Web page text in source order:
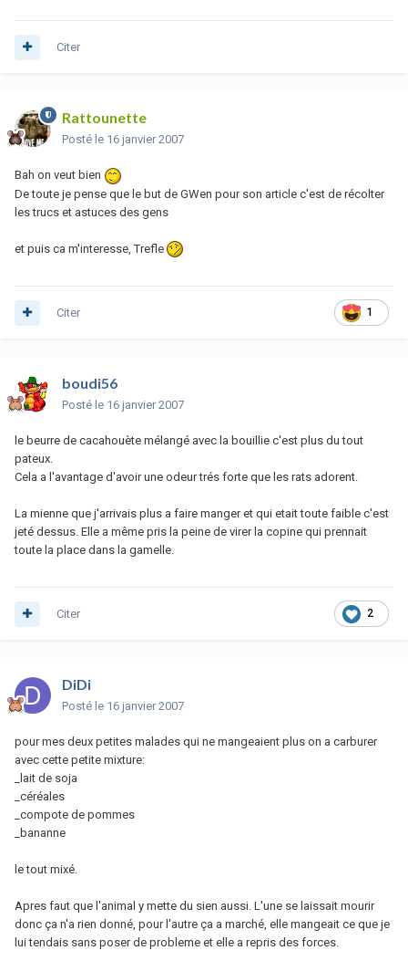
Citer
Rattounette
Posté le 16 janvier 2007
Bah on veut bien
De toute je pense que le but de GWen pour son article c'est de récolter
les trucs et astuces des gens
et puis ca m'interesse, Trefle
1
Citer
boudi56
Posté le 16 janvier 2007
le beurre de cacahouète mélangé avec la bouillie c'est plus du tout
pateux.
Cela a l'avantage d'avoir une odeur trés forte que les rats adorent.
La mienne que j'arrivais plus a faire manger et qui etait toute faible c'est
jeté dessus. Elle a même pris la peine de virer la copine qui prennait
toute la place dans la gamelle.
2
Citer
DiDi
Posté le 16 janvier 2007
pour mes deux petites malades qui ne mangeaient plus on a carburer
avec cette petite mixture:
_lait de soja
_céréales
_compote de pommes
_bananne
le tout mixé.
Apres faut que l'animal y mette du sien aussi. L'une se laissait mourir
donc ça n'a rien donné, pour l'autre ça a marché, elle mangeait ce que je
lui tendais sans poser de probleme et elle a repris des forces.